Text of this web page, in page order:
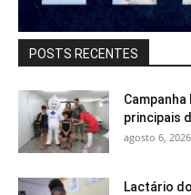
POSTS RECENTES
principais
agosto 6, 2026
Lactário